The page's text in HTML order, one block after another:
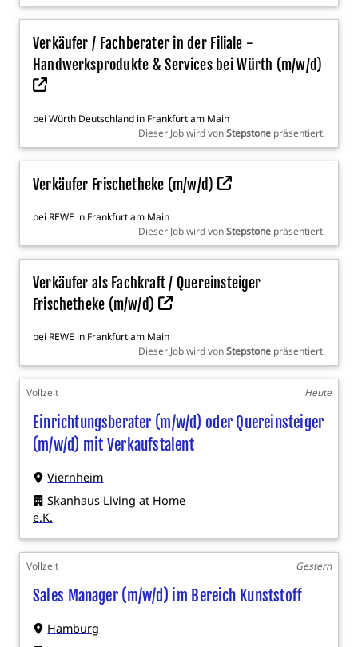
Verkäufer / Fachberater in der Filiale -
Handwerksprodukte & Services bei Würth (m/w/d)
bei Würth Deutschland in Frankfurt am Main
Dieser Job wird vonStepstonepräsentiert.
Verkäufer Frischetheke (m/w/d)
bei REWE in Frankfurt am Main
Dieser Job wird vonStepstonepräsentiert.
Verkäufer als Fachkraft / Quereinsteiger
Frischetheke (m/w/d)
bei REWE in Frankfurt am Main
Dieser Job wird vonStepstonepräsentiert.
Vollzeit Heute
Einrichtungsberater (m/w/d) oder Quereinsteiger
(m/w/d) mit Verkaufstalent
Viernheim
Skanhaus Living at Home
e.K.
Vollzeit Gestern
Sales Manager (m/w/d) im Bereich Kunststoff
Hamburg